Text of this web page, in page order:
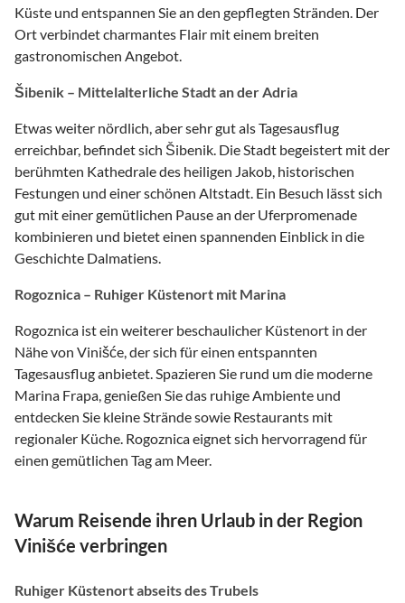
Küste und entspannen Sie an den gepflegten Stränden. Der
Ort verbindet charmantes Flair mit einem breiten
gastronomischen Angebot.
Šibenik – Mittelalterliche Stadt an der Adria
Etwas weiter nördlich, aber sehr gut als Tagesausflug
erreichbar, befindet sich Šibenik. Die Stadt begeistert mit der
berühmten Kathedrale des heiligen Jakob, historischen
Festungen und einer schönen Altstadt. Ein Besuch lässt sich
gut mit einer gemütlichen Pause an der Uferpromenade
kombinieren und bietet einen spannenden Einblick in die
Geschichte Dalmatiens.
Rogoznica – Ruhiger Küstenort mit Marina
Rogoznica ist ein weiterer beschaulicher Küstenort in der
Nähe von Vinišće, der sich für einen entspannten
Tagesausflug anbietet. Spazieren Sie rund um die moderne
Marina Frapa, genießen Sie das ruhige Ambiente und
entdecken Sie kleine Strände sowie Restaurants mit
regionaler Küche. Rogoznica eignet sich hervorragend für
einen gemütlichen Tag am Meer.
Warum Reisende ihren Urlaub in der Region
Vinišće verbringen
Ruhiger Küstenort abseits des Trubels